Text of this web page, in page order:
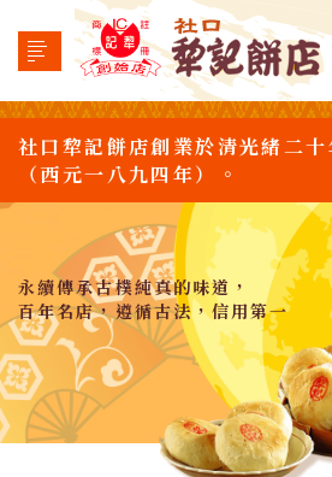
社口犂記餅店創業於清光緒二
（西元一八九四年）。
永續傳承古樸純真的味道，
百年名店，遵循古法，信用第一